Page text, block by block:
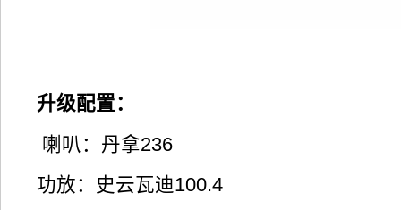
升级配置：
喇叭：丹拿236
功放：史云瓦迪100.4